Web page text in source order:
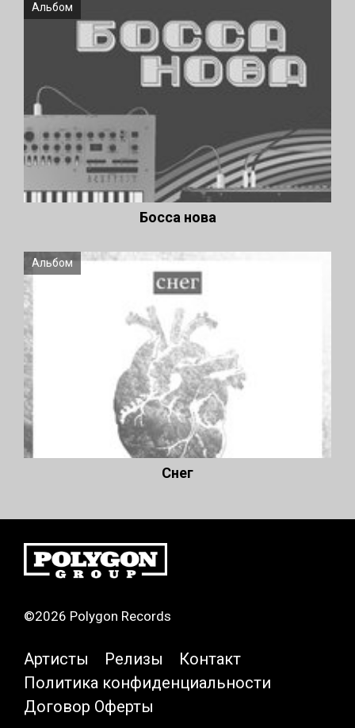
Альбом
Босса нова
Альбом
Снег
©2026 Polygon Records
Артисты Релизы
Контакт
Политика конфиденциальности
Договор Оферты